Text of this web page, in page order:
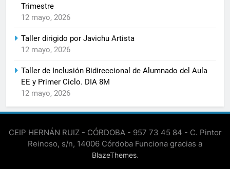
Trimestre
12 mayo, 2026
Taller dirigido por Javichu Artista
12 mayo, 2026
Taller de Inclusión Bidireccional de Alumnado del Aula
EE y Primer Ciclo. DIA 8M
12 mayo, 2026
CEIP HERNÁN RUIZ - CÓRDOBA - 957 73 45 84 - C. Pintor
Reinoso, s/n, 14006 Córdoba Funciona gracias a
BlazeThemes.